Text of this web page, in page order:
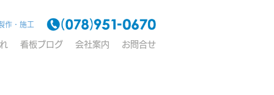
作・施工
看板ブログ 会社案内 お問合せ